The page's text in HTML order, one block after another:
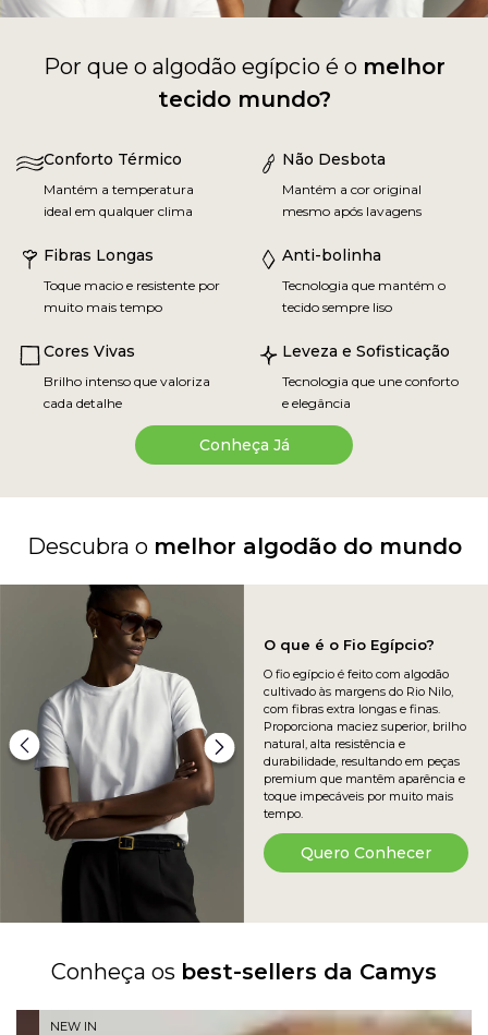
Por que o algodão egípcio é o melhor
tecido mundo?
Conforto Térmico
Mantém a temperatura
ideal em qualquer clima
Não Desbota
Mantém a cor original
mesmo após lavagens
Fibras Longas
Toque macio e resistente por
muito mais tempo
Anti-bolinha
Tecnologia que mantém o
tecido sempre liso
Cores Vivas
Brilho intenso que valoriza
cada detalhe
Leveza e Sofisticação
Tecnologia que une conforto
e elegância
Conheça Já
Descubra o melhor algodão do mundo
O que é o Fio Egípcio?
O fio egípcio é feito com algodão
cultivado às margens do Rio Nilo,
com fibras extra longas e finas.
Proporciona maciez superior, brilho
natural, alta resistência e
durabilidade, resultando em peças
premium que mantêm aparência e
toque impecáveis por muito mais
tempo.
Quero Conhecer
Conheça os best-sellers da Camys
NEW IN